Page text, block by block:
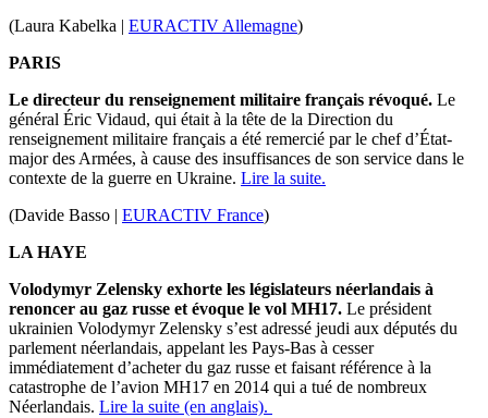
(Laura Kabelka | EURACTIV Allemagne)
PARIS
Le directeur du renseignement militaire français révoqué. Le
général Éric Vidaud, qui était à la tête de la Direction du
renseignement militaire français a été remercié par le chef d’État-
major des Armées, à cause des insuffisances de son service dans le
contexte de la guerre en Ukraine. Lire la suite.
(Davide Basso | EURACTIV France)
LA HAYE
Volodymyr Zelensky exhorte les législateurs néerlandais à
renoncer au gaz russe et évoque le vol MH17. Le président
ukrainien Volodymyr Zelensky s’est adressé jeudi aux députés du
parlement néerlandais, appelant les Pays-Bas à cesser
immédiatement d’acheter du gaz russe et faisant référence à la
catastrophe de l’avion MH17 en 2014 qui a tué de nombreux
Néerlandais. Lire la suite (en anglais).